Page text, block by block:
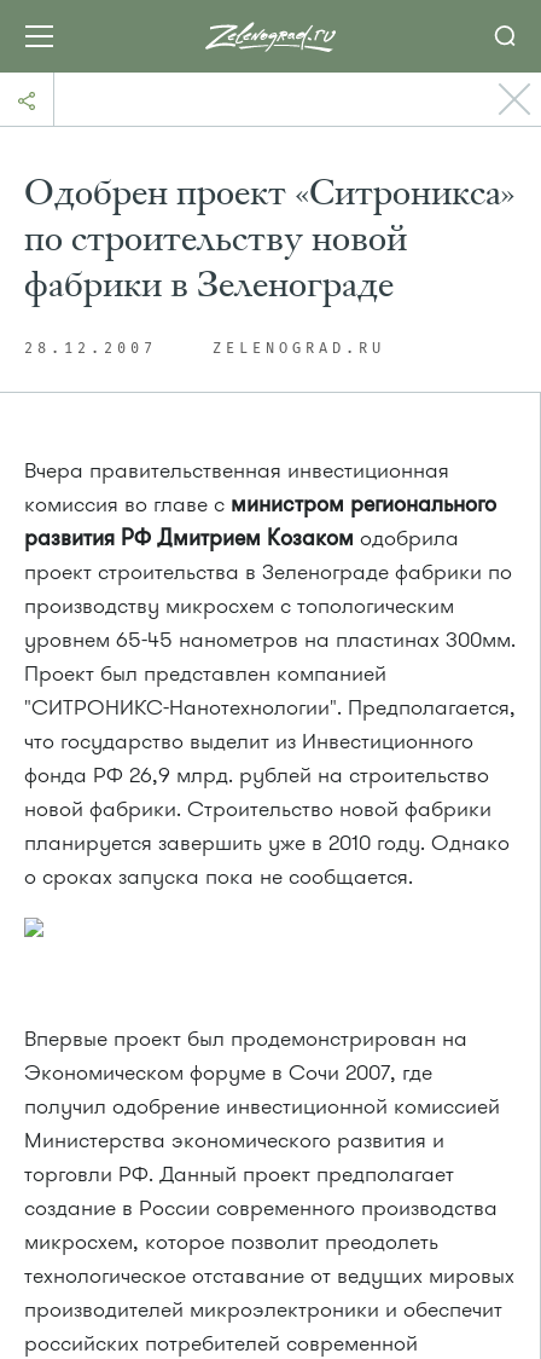
Одобрен проект «Ситроникса»
по строительству новой
фабрики в Зеленограде
28.12.2007 ZELENOGRAD.RU
Вчера правительственная инвестиционная
комиссия во главе с министром регионального
развития РФ Дмитрием Козаком одобрила
проект строительства в Зеленограде фабрики по
производству микросхем с топологическим
уровнем 65-45 нанометров на пластинах 300мм.
Проект был представлен компанией
"СИТРОНИКС-Нанотехнологии". Предполагается,
что государство выделит из Инвестиционного
фонда РФ 26,9 млрд. рублей на строительство
новой фабрики. Строительство новой фабрики
планируется завершить уже в 2010 году. Однако
о сроках запуска пока не сообщается.
Впервые проект был продемонстрирован на
Экономическом форуме в Сочи 2007, где
получил одобрение инвестиционной комиссией
Министерства экономического развития и
торговли РФ. Данный проект предполагает
создание в России современного производства
микросхем, которое позволит преодолеть
технологическое отставание от ведущих мировых
производителей микроэлектроники и обеспечит
российских потребителей современной